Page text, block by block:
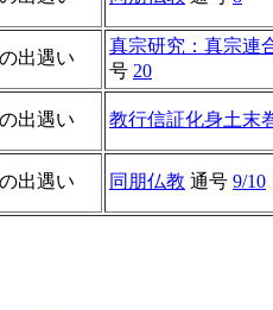
出遇い
真宗研究：真宗連
号 20
出遇い 教行信証化身土末
出遇い 同朋仏教 通号 9/10